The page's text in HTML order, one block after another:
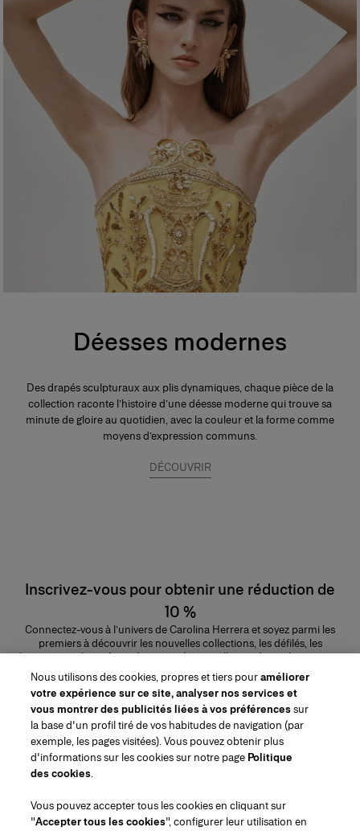
Déesses modernes
Des drapés sculpturaux aux plis dynamiques, chaque pièce de la
collection raconte l’histoire d’une déesse moderne qui trouve sa
minute de gloire au quotidien, avec la couleur et la forme comme
moyens d’expression communs.
DÉCOUVRIR
Inscrivez-vous pour obtenir une réduction de
10 %
Connectez-vous à l’univers de Carolina Herrera et soyez parmi les
premiers à découvrir les nouvelles collections, les défilés, les
lancements de parfums, les conseils maquillage et bien plus encore.
Adresse e-mail
Service à la clientèle
Nous utilisons des cookies, propres et tiers pouraméliorer
votre expérience sur ce site, analyser nos services et
vous montrer des publicités liées à vos préférencessur
la base d'un profil tiré de vos habitudes de navigation (par
exemple, les pages visitées). Vous pouvez obtenir plus
d'informations sur les cookies sur notre page Politique
des cookies.
Vous pouvez accepter tous les cookies en cliquant sur
"Accepter tous les cookies", configurer leur utilisation en